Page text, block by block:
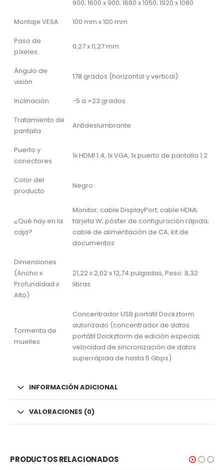
900; 1600 x 900; 1680 x 1050; 1920 x 1080
Montaje VESA
100 mm x 100 mm
Paso de
píxeles
0,27 x 0,27 mm
Ángulo de
visión
178 grados (horizontal y vertical)
Inclinación
-5 a +23 grados
Tratamiento de
pantalla
Antideslumbrante
Puerto y
conectores
1x HDMI 1.4, 1x VGA, 1x puerto de pantalla 1.2
Color del
producto
Negro
¿Qué hay en la
caja?
Monitor; cable DisplayPort; cable HDMI;
tarjeta W; póster de configuración rápida;
cable de alimentación de CA; kit de
documentos
Dimensiones
(Ancho x
Profundidad x
Alto)
21,22 x 2,02 x 12,74 pulgadas, Peso: 8,32
libras
Tormenta de
muelles
Concentrador USB portátil Dockztorm
autorizado (concentrador de datos
portátil Dockztorm de edición especial;
velocidad de sincronización de datos
superrápida de hasta 5 Gbps)
INFORMACIÓN ADICIONAL
VALORACIONES (0)
PRODUCTOS RELACIONADOS